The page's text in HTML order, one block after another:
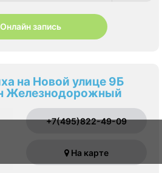
Онлайн запись
на Новой улице 9Б
Железнодорожный
+7(495)822-49-09
На карте